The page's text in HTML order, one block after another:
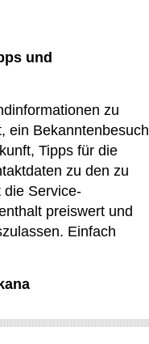
und
zu
ein Bekanntenbesuch
Tipps für die
zu den zu
die Service-
preiswert und
Einfach